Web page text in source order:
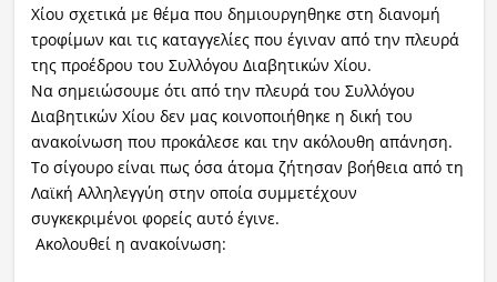
Ραδιόφωνο LIVE
Εκπομπές
Πολιτισμός
Χίου σχετικά με θέμα που δημιουργηθηκε στη διανομή
τροφίμων και τις καταγγελίες που έγιναν από την πλευρά
της προέδρου του Συλλόγου Διαβητικών Χίου.
Να σημειώσουμε ότι από την πλευρά του Συλλόγου
Διαβητικών Χίου δεν μας κοινοποιήθηκε η δική του
ανακοίνωση που προκάλεσε και την ακόλουθη απάνηση.
Το σίγουρο είναι πως όσα άτομα ζήτησαν βοήθεια από τη
Λαϊκή Αλληλεγγύη στην οποία συμμετέχουν
συγκεκριμένοι φορείς αυτό έγινε.
Ακολουθεί η ανακοίνωση: